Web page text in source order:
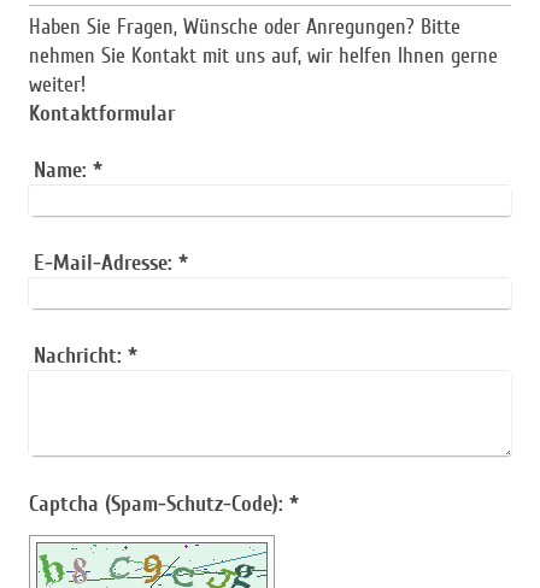
Haben Sie Fragen, Wünsche oder Anregungen? Bitte
nehmen Sie Kontakt mit uns auf, wir helfen Ihnen gerne
weiter!
Kontaktformular
Name: *
E-Mail-Adresse: *
Nachricht: *
Captcha (Spam-Schutz-Code): *